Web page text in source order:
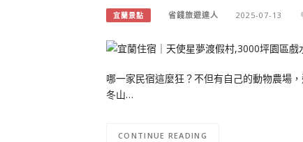
宜蘭景點 省錢旅遊達人 2025-07-13
哪一家民宿這麼狂？不但有自己的動物農場
冬山…
CONTINUE READING